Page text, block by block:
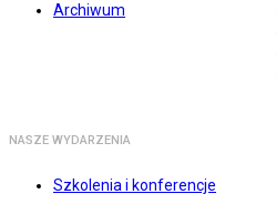
Archiwum
NASZE WYDARZENIA
Szkolenia i konferencje